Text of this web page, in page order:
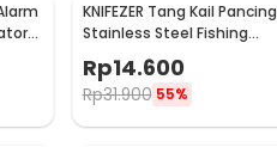
KNIFEZER Tang Kail Pancing
Stainless Steel Fishing
Hook Remover - J1352
Rp14.600
Rp31.900 55%